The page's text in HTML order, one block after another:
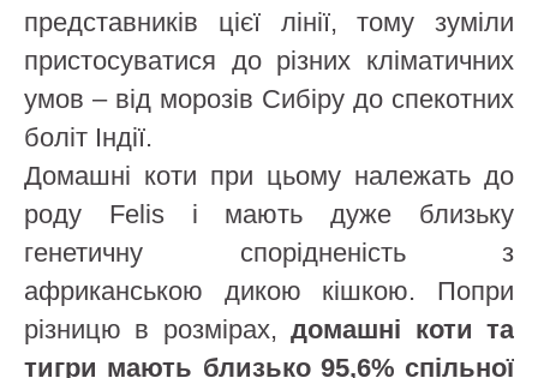
представників цієї лінії, тому зуміли
пристосуватися до різних кліматичних
умов – від морозів Сибіру до спекотних
боліт Індії.
Домашні коти при цьому належать до
роду Felis і мають дуже близьку
генетичну спорідненість з
африканською дикою кішкою. Попри
різницю в розмірах,домашні коти та
тигри мають близько 95,6% спільної